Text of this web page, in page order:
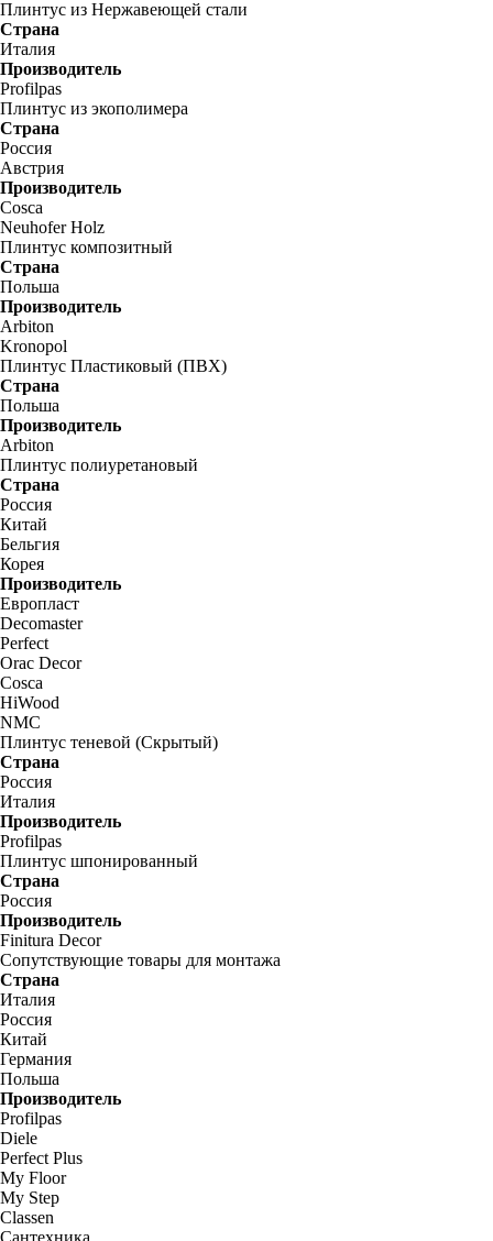
Плинтус из Нержавеющей стали
Страна
Италия
Производитель
Profilpas
Плинтус из экополимера
Страна
Россия
Австрия
Производитель
Cosca
Neuhofer Holz
Плинтус композитный
Страна
Польша
Производитель
Arbiton
Kronopol
Плинтус Пластиковый (ПВХ)
Страна
Польша
Производитель
Arbiton
Плинтус полиуретановый
Страна
Россия
Китай
Бельгия
Корея
Производитель
Европласт
Decomaster
Perfect
Orac Decor
Cosca
HiWood
NMC
Плинтус теневой (Скрытый)
Страна
Россия
Италия
Производитель
Profilpas
Плинтус шпонированный
Страна
Россия
Производитель
Finitura Decor
Сопутствующие товары для монтажа
Страна
Италия
Россия
Китай
Германия
Польша
Производитель
Profilpas
Diele
Perfect Plus
My Floor
My Step
Classen
Сантехника